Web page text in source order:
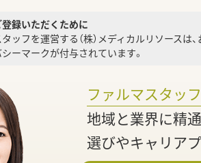
録いただくために
ッフを運営する（株）メディカルリソース
ーマークが付与されています。
ファルマスタッ
地域と業界に精
選びやキャリア